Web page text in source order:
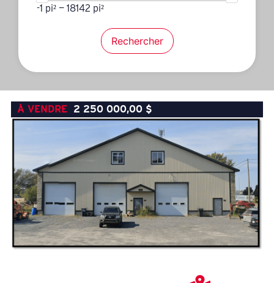
-1 pi² — 18142 pi²
Rechercher
À VENDRE 2 250 000,00 $